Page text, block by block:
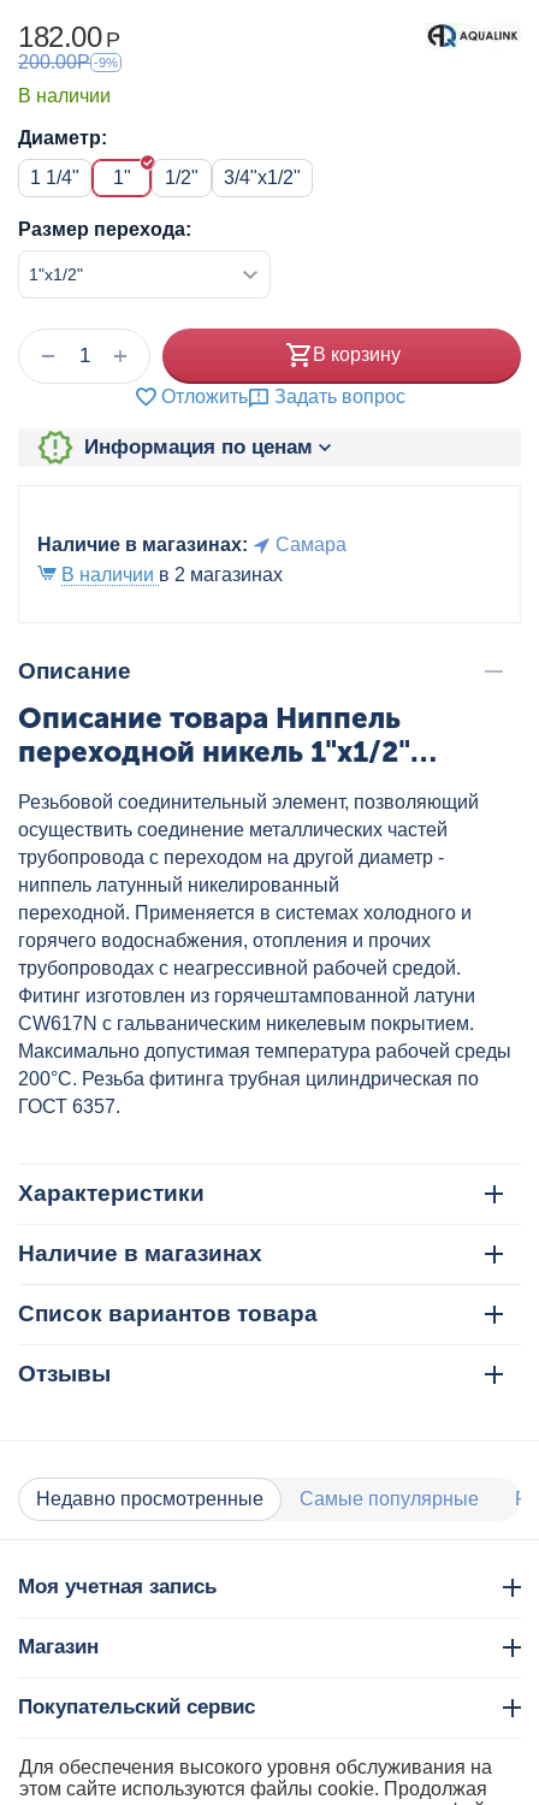
182.00 Р
200.00Р -9%
В наличии
Диаметр:
1 1/4"
1" 1/2" 3/4"x1/2"
Размер перехода:
+
− В корзину
Отложить Задать вопрос
Информация по ценам
Наличие в магазинах:
Самара
В наличии в 2 магазинах
Описание
Описание товара Ниппель
переходной никель 1"x1/2"
AQUALINK, артикул: 02533
Резьбовой соединительный элемент, позволяющий
осуществить соединение металлических частей
трубопровода с переходом на другой диаметр -
ниппель латунный никелированный
переходной. Применяется в системах холодного и
горячего водоснабжения, отопления и прочих
трубопроводах с неагрессивной рабочей средой.
Фитинг изготовлен из горячештампованной латуни
CW617N с гальваническим никелевым покрытием.
Максимально допустимая температура рабочей среды
200°C. Резьба фитинга трубная цилиндрическая по
ГОСТ 6357.
Характеристики
Наличие в магазинах
Список вариантов товара
Отзывы
Недавно просмотренные Самые популярные
Моя учетная запись
Магазин
Покупательский сервис
Контакты
Для обеспечения высокого уровня обслуживания на
этом сайте используются файлы cookie. Продолжая